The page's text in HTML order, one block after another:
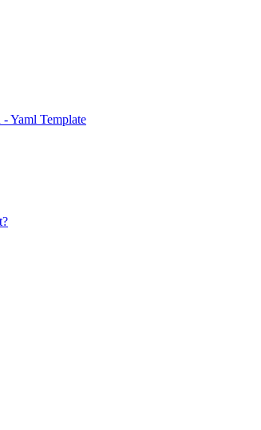
Yaml Template